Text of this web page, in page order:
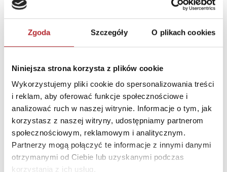
Zgoda Szczegóły O plikach cookies
Niniejsza strona korzysta z plików cookie
Wykorzystujemy pliki cookie do spersonalizowania treści
i reklam, aby oferować funkcje społecznościowe i
analizować ruch w naszej witrynie. Informacje o tym, jak
korzystasz z naszej witryny, udostępniamy partnerom
społecznościowym, reklamowym i analitycznym.
Partnerzy mogą połączyć te informacje z innymi danymi
otrzymanymi od Ciebie lub uzyskanymi podczas
korzystania z ich usług.
INNI KLIENCI KUPOWALI
Brak danych